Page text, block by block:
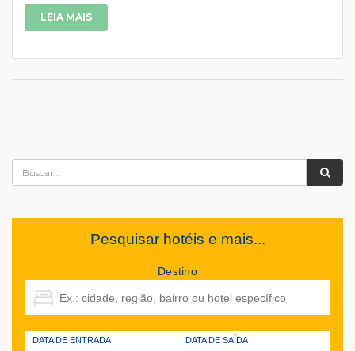
LEIA MAIS
Pesquisar hotéis e mais...
Destino
DATA DE ENTRADA DATA DE SAÍDA